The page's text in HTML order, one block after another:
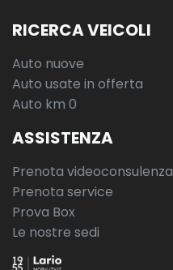
RICERCA VEICOLI
Auto nuove
Auto usate in offerta
Auto km 0
ASSISTENZA
Prenota videoconsulenza
Prenota service
Prova Box
Le nostre sedi